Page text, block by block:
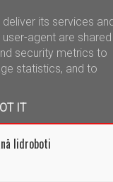
lidroboti
its services
agent are shared
security metrics to
statistics, and to
IT